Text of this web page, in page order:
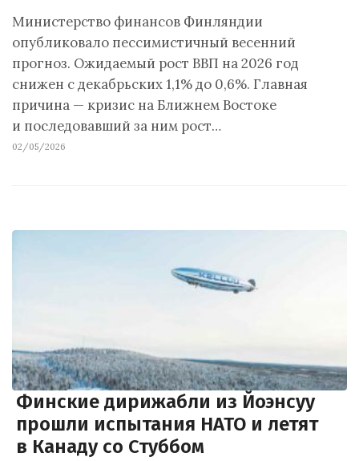
Министерство финансов Финляндии
опубликовало пессимистичный весенний
прогноз. Ожидаемый рост ВВП на 2026 год
снижен с декабрьских 1,1% до 0,6%. Главная
причина — кризис на Ближнем Востоке
и последовавший за ним рост…
02/05/2026
Финские дирижабли из Йоэнсуу
прошли испытания НАТО и летят
в Канаду со Стуббом